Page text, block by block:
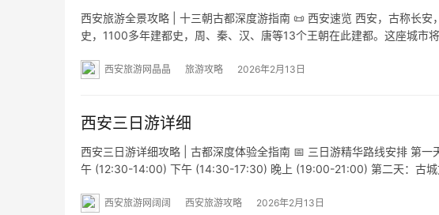
西安旅游全景攻略 | 十三朝古都深度游指南 📜 西安速览 西安，古称长
史，1100多年建都史，周、秦、汉、唐等13个王朝在此建都。这座城市
西安旅游网晶晶 旅游攻略 2026年2月13日
西安三日游详细
西安三日游详细攻略 | 古都深度体验全指南 📅 三日游精华路线安排 第
午 (12:30-14:00) 下午 (14:30-17:30) 晚上 (19:00-21:00) 第二天：古
西安旅游网阔阔 西安旅游攻略 2026年2月13日